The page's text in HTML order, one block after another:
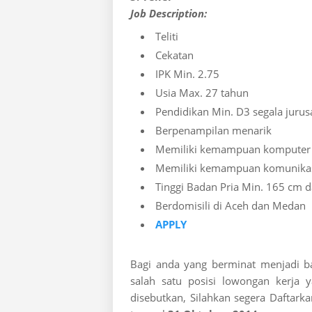
Job Description:
Teliti
Cekatan
IPK Min. 2.75
Usia Max. 27 tahun
Pendidikan Min. D3 segala
Berpenampilan menarik
Memiliki kemampuan
Memiliki kemampuan
Tinggi Badan Pria Min. 165 cm
Berdomisili di Aceh dan Medan
APPLY
Bagi anda yang berminat menjadi
salah satu posisi lowongan kerja
disebutkan, Silahkan segera